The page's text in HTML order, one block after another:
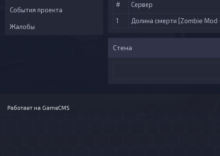
События проекта
Жалобы
# Сервер
1 Долина смерти [Zombie Mod
Стена
Работает на GameCMS